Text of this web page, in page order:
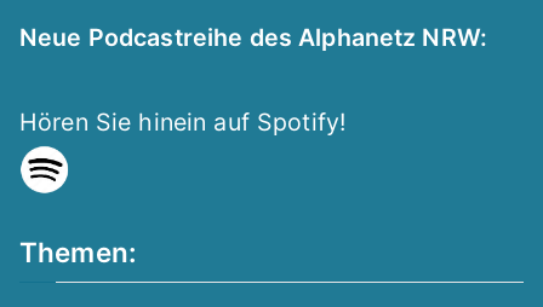
Neue Podcastreihe des Alphanetz NRW:
Hören Sie hinein auf Spotify!
Themen: